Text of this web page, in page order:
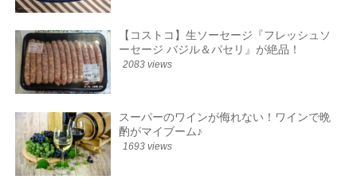
【コストコ】生ソーセージ『フレッシュソ
ーセージ バジル＆パセリ』が絶品！
2083 views
スーパーのワインが侮れない！ワインで晩
酌がマイブーム♪
1693 views